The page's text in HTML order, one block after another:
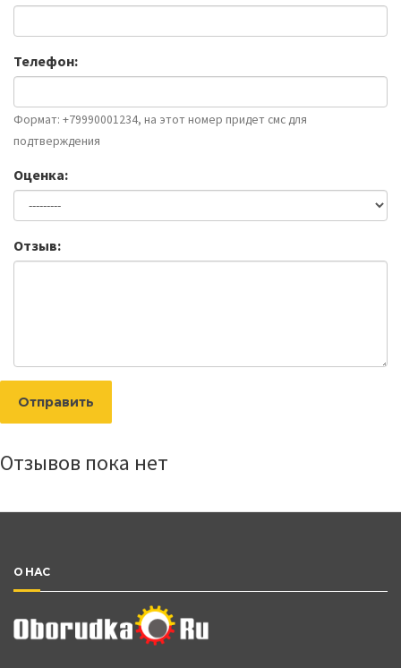
Телефон:
Формат: +79990001234, на этот номер придет смс для
подтверждения
Оценка:
Отзыв:
Отправить
Отзывов пока нет
О НАС